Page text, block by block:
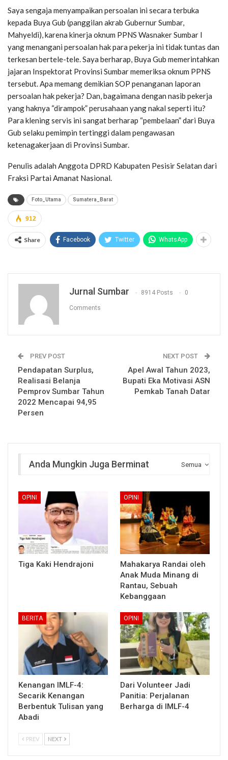
Saya sengaja menyampaikan persoalan ini secara terbuka
kepada Buya Gub (panggilan akrab Gubernur Sumbar,
Mahyeldi), karena kinerja oknum PPNS Wasnaker Sumbar I
yang menangani persoalan hak para pekerja ini tidak tuntas dan
terkesan bertele-tele. Saya berharap, Buya Gub memerintahkan
jajaran Inspektorat Provinsi Sumbar memeriksa oknum PPNS
tersebut. Apa memang demikian SOP penanganan laporan
persoalan hak pekerja? Dan, bagaimana dengan nasib pekerja
yang haknya “dirampok” perusahaan yang nakal seperti itu?
Para klening servis ini sangat berharap “pembelaan” dari Buya
Gub selaku pemimpin tertinggi dalam pengawasan
ketenagakerjaan di Provinsi Sumbar.
Penulis adalah Anggota DPRD Kabupaten Pesisir Selatan dari
Fraksi Partai Amanat Nasional.
Foto_Utama Sumatera_Barat
912
Share Facebook Twitter WhatsApp
Jurnal Sumbar 8914 Posts 0
Comments
PREV POST
Pendapatan Surplus,
Realisasi Belanja
Pemprov Sumbar Tahun
2022 Mencapai 94,95
Persen
NEXT POST
Apel Awal Tahun 2023,
Bupati Eka Motivasi ASN
Pemkab Tanah Datar
Semua
Anda Mungkin Juga Berminat
OPINI
Tiga Kaki Hendrajoni
OPINI
Mahakarya Randai oleh
Anak Muda Minang di
Rantau, Sebuah
Kebanggaan
BERITA
Kenangan IMLF-4:
Secarik Kenangan
Berbentuk Tulisan yang
Abadi
OPINI
Dari Volunteer Jadi
Panitia: Perjalanan
Berharga di IMLF-4
PREV NEXT